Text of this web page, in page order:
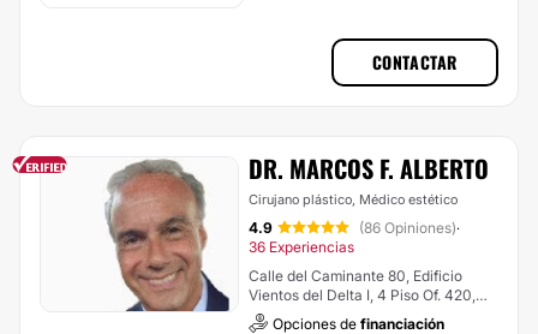
CONTACTAR
DR. MARCOS F. ALBERTO
Cirujano plástico, Médico estético
4.9 (86 Opiniones)·
36 Experiencias
Calle del Caminante 80, Edificio
Vientos del Delta I, 4 Piso Of. 420,
Nordelta
Opciones de financiación